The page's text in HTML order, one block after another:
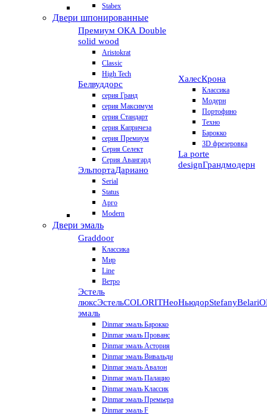
Stabex
Двери шпонированные
Премиум ОКА Double
solid wood
Aristokrat
Classic
High Tech
Белвуддорс
серия Гранд
серия Максимум
серия Стандарт
серия Капричеза
серия Премиум
Серия Селект
Серия Авангард
ЭльпортаДариано
Serial
Status
Арго
Modern
ХалесКрона
Классика
Модерн
Портофино
Техно
Барокко
3D фрезеровка
La porte
designГрандмодерн
Двери эмаль
Graddoor
Классика
Мир
Line
Ветро
Эстель
люксЭстельCOLORITНеоНьюдорStefanyBelari
эмаль
Dinmar эмаль Барокко
Dinmar эмаль Прованс
Dinmar эмаль Астория
Dinmar эмаль Вивальди
Dinmar эмаль Авалон
Dinmar эмаль Палацио
Dinmar эмаль Классик
Dinmar эмаль Премьера
Dinmar эмаль F